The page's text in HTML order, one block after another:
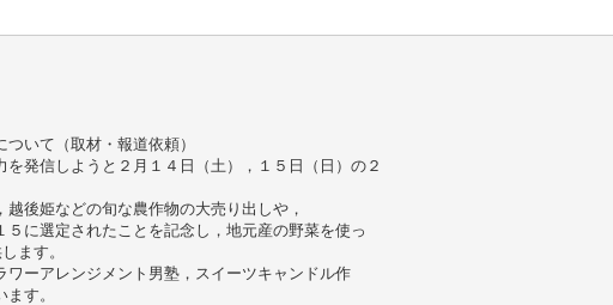
いて（取材・報道依頼）
発信しようと２月１４日（土），１５日（日）の２
後姫などの旬な農作物の大売り出しや，
に選定されたことを記念し，地元産の野菜を使っ
ます。
ーアレンジメント男塾，スイーツキャンドル作
す。